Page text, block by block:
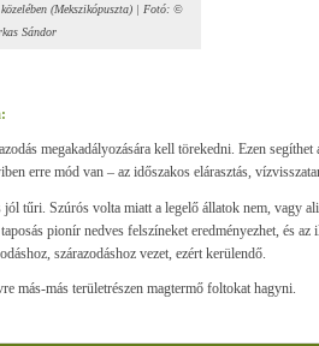
(Mekszikópuszta) | Fotó: ©
Sándor
megakadályozására kell törekedni. Ezen
erre mód van – az időszakos elárasztás,
jól tűri. Szúrós volta miatt a legelő állatok nem, vagy
pionír nedves felszíneket eredményezhet, és
szárazodáshoz vezet, ezért kerülendő.
más-más területrészen magtermő foltokat hagyni.